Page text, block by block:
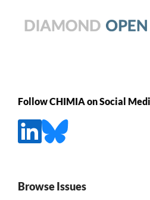
Follow CHIMIA on Social
Browse Issues